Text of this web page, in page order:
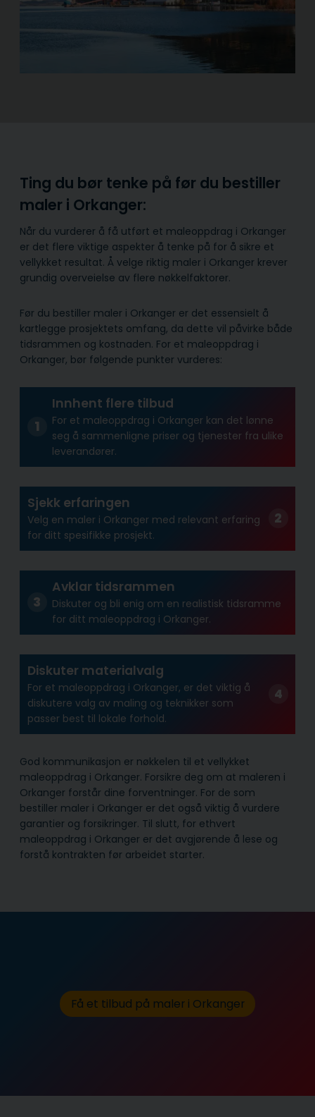
Ting du bør tenke på før du bestiller
maler i Orkanger:
Når du vurderer å få utført et maleoppdrag i Orkanger
er det flere viktige aspekter å tenke på for å sikre et
vellykket resultat. Å velge riktig maler i Orkanger krever
grundig overveielse av flere nøkkelfaktorer.
Før du bestiller maler i Orkanger er det essensielt å
kartlegge prosjektets omfang, da dette vil påvirke både
tidsrammen og kostnaden. For et maleoppdrag i
Orkanger, bør følgende punkter vurderes:
Innhent flere tilbud
For et maleoppdrag i Orkanger kan det lønne
seg å sammenligne priser og tjenester fra ulike
leverandører.
Sjekk erfaringen
Velg en maler i Orkanger med relevant erfaring
for ditt spesifikke prosjekt.
Avklar tidsrammen
Diskuter og bli enig om en realistisk tidsramme
for ditt maleoppdrag i Orkanger.
Diskuter materialvalg
For et maleoppdrag i Orkanger, er det viktig å
diskutere valg av maling og teknikker som
passer best til lokale forhold.
God kommunikasjon er nøkkelen til et vellykket
maleoppdrag i Orkanger. Forsikre deg om at maleren i
Orkanger forstår dine forventninger. For de som
bestiller maler i Orkanger er det også viktig å vurdere
garantier og forsikringer. Til slutt, for ethvert
maleoppdrag i Orkanger er det avgjørende å lese og
forstå kontrakten før arbeidet starter.
Få et tilbud på maler i Orkanger